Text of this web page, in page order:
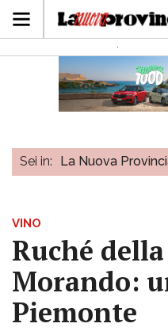
Sei in: La Nuova
VINO
Ruché
Morando:
Piemonte